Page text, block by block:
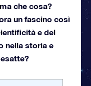
che cosa?
un fascino così
e del
nella storia e